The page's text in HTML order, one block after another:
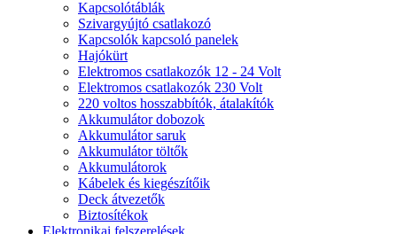
Kapcsolótáblák
Szivargyújtó csatlakozó
Kapcsolók kapcsoló panelek
Hajókürt
Elektromos csatlakozók 12 - 24 Volt
Elektromos csatlakozók 230 Volt
220 voltos hosszabbítók, átalakítók
Akkumulátor dobozok
Akkumulátor saruk
Akkumulátor töltők
Akkumulátorok
Kábelek és kiegészítőik
Deck átvezetők
Biztosítékok
Elektronikai felszerelések